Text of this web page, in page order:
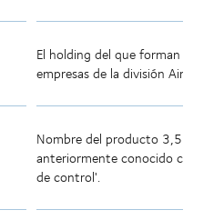
El holding del que forman parte
empresas de la división Air & Sea.
Nombre del producto 3,5 PL de
anteriormente conocido como
de control'.